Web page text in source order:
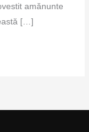
amănunte
[…]